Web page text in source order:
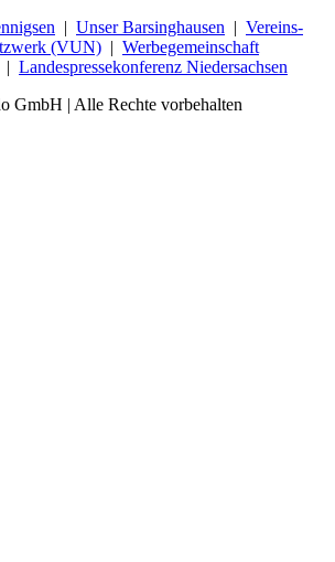
| Unser Barsinghausen | Vereins-
(VUN) | Werbegemeinschaft
| Landespressekonferenz Niedersachsen
GmbH | Alle Rechte vorbehalten